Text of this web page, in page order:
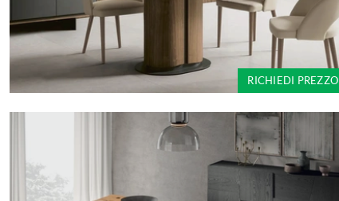
RICHIEDI PREZZO